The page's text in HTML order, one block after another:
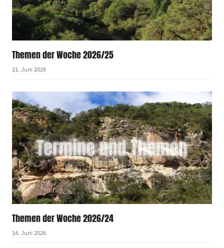
Themen der Woche 2026/25
21. Juni 2026
Themen der Woche 2026/24
14. Juni 2026